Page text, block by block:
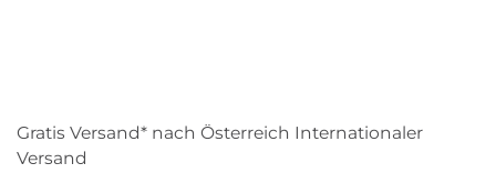
Gratis Versand* nach Österreich Internationaler
Versand